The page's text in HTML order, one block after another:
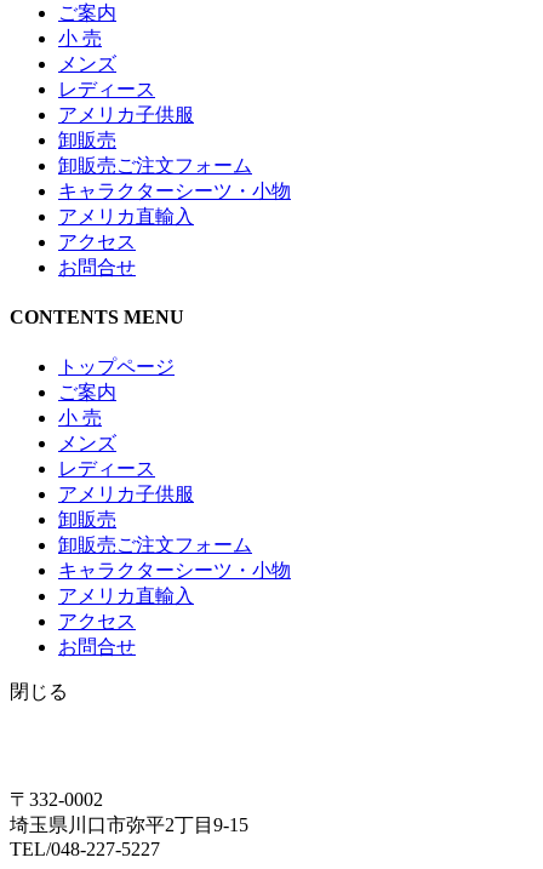
ご案内
小 売
メンズ
レディース
アメリカ子供服
卸販売
卸販売ご注文フォーム
キャラクターシーツ・小物
アメリカ直輸入
アクセス
お問合せ
CONTENTS MENU
トップページ
ご案内
小 売
メンズ
レディース
アメリカ子供服
卸販売
卸販売ご注文フォーム
キャラクターシーツ・小物
アメリカ直輸入
アクセス
お問合せ
閉じる
〒332-0002
埼玉県川口市弥平2丁目9-15
TEL/048-227-5227